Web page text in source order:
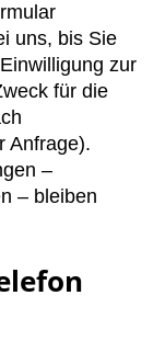
uns, bis Sie
zur
für die
Anfrage).
–
– bleiben